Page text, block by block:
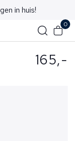
in huis!
0
165,-